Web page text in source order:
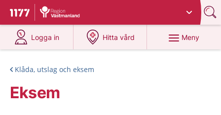
Till startsidan för 1177
Du har valt region
Logga in
på 1177.se
Hitta vård
på 1177.se
Meny
Klåda, utslag och eksem
Eksem